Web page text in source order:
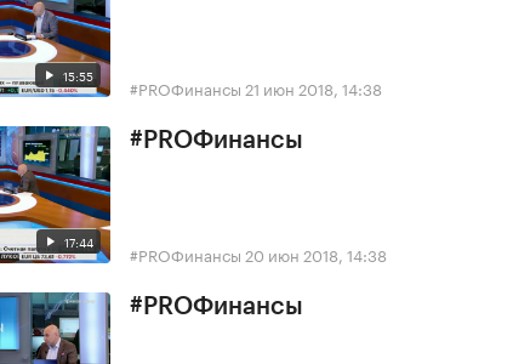
15:55 #PROФинансы 21 июн 2018, 14:38
17:44
#PROФинансы
#PROФинансы 20 июн 2018, 14:38
#PROФинансы